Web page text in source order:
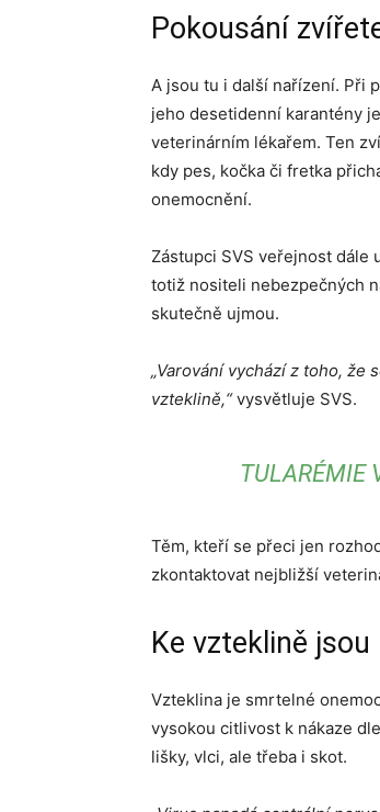
Pokousání
A jsou tu i další nařízení. Při
jeho desetidenní karantény
veterinárním lékařem. Ten
kdy pes, kočka či fretka
onemocnění.
Zástupci SVS veřejnost dále
totiž nositeli nebezpečných
skutečně ujmou.
„Varování vychází z toho, že
vzteklině,“vysvětluje SVS.
TULARÉMIE
Těm, kteří se přeci jen
zkontaktovat nejbližší
Ke vzteklině
Vzteklina je smrtelné
vysokou citlivost k nákaze
lišky, vlci, ale třeba i skot.